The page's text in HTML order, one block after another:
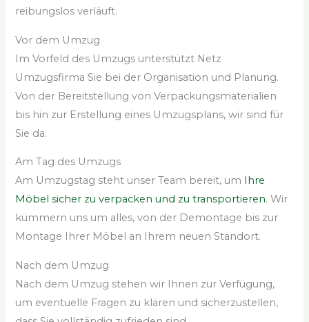
reibungslos verläuft.
Vor dem Umzug
Im Vorfeld des Umzugs unterstützt Netz
Umzugsfirma Sie bei der Organisation und Planung.
Von der Bereitstellung von Verpackungsmaterialien
bis hin zur Erstellung eines Umzugsplans, wir sind für
Sie da.
Am Tag des Umzugs
Am Umzugstag steht unser Team bereit, um Ihre
Möbel sicher zu verpacken und zu transportieren. Wir
kümmern uns um alles, von der Demontage bis zur
Montage Ihrer Möbel an Ihrem neuen Standort.
Nach dem Umzug
Nach dem Umzug stehen wir Ihnen zur Verfügung,
um eventuelle Fragen zu klären und sicherzustellen,